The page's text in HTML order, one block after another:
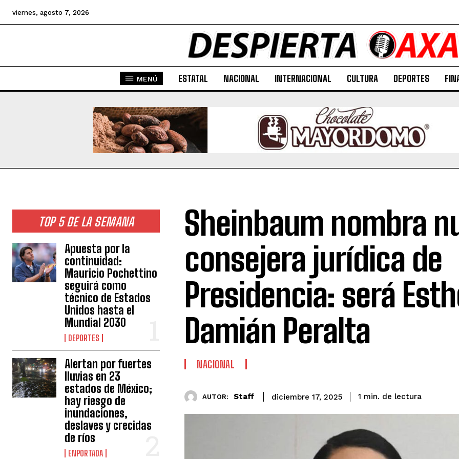
viernes, agosto 7, 2026
MENÚ ESTATAL NACIONAL INTERNACIONAL CULTURA DEPORTES
TOP 5 DE LA SEMANA
Apuesta por la
continuidad:
Mauricio Pochettino
seguirá como
técnico de Estados
Unidos hasta el
Mundial 2030
DEPORTES
Alertan por fuertes
lluvias en 23
estados de México;
hay riesgo de
inundaciones,
deslaves y crecidas
de ríos
ENPORTADA
Sheinbaum nombra
consejera jurídica de
Presidencia: será
Damián Peralta
NACIONAL
AUTOR: Staff diciembre 17, 2025 1 min. de lectura